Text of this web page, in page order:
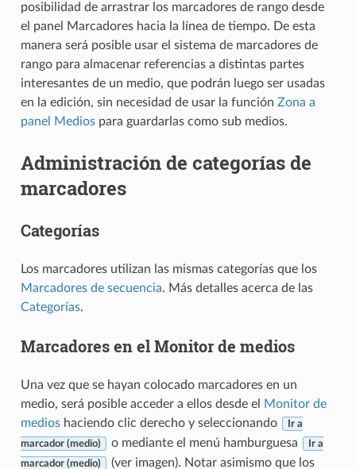
posibilidad de arrastrar los marcadores de rango desde
el panel Marcadores hacia la línea de tiempo. De esta
manera será posible usar el sistema de marcadores de
rango para almacenar referencias a distintas partes
interesantes de un medio, que podrán luego ser usadas
en la edición, sin necesidad de usar la función Zona a
panel Mediospara guardarlas como sub medios.
Administración de categorías de
marcadores
Categorías
Los marcadores utilizan las mismas categorías que los
Marcadores de secuencia. Más detalles acerca de las
Categorías.
Marcadores en el Monitor de medios
Una vez que se hayan colocado marcadores en un
medio, será posible acceder a ellos desde el
Monitor de
medioshaciendo clic derecho y seleccionando Ir a
marcador (medio) o mediante el menú hamburguesa Ir a
marcador (medio)
(ver imagen). Notar asimismo que los